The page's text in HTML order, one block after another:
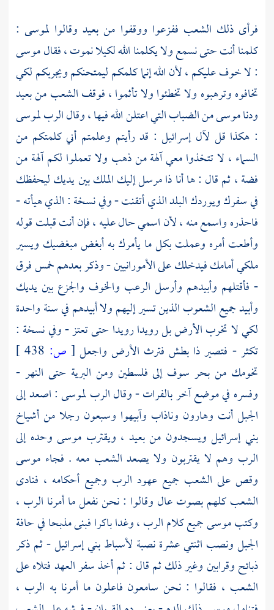
فرأى ذلك الشعب ففزعوا ووقفوا من بعيد وقالوا لموسى :
كلمنا أنت حتى نسمع ولا يكلمنا الله لكيلا نموت ، فقالموسى
: لا خوف عليكم ، لأن الله إنما كلمكم ليمتحنكم ويجربكم لكي
تخافوه وترهبوه ولا تخطئوا ولا تأثموا ، فوقف الشعب من بعيد
ودناموسىمن الضباب التي اعتلن الله فيها ، وقال الربلموسى
: هكذا قل لآل إسرائيل : قد رأيتم وعلمتم أني كلمتكم من
السماء ، لا تتخذوا معي آلهة من ذهب ولا تعملوا لكم آلهة من
فضة ، ثم قال : ها أنا ذا مرسل إليك الملك بين يديك ليحفظك
في سفرك ويوردك البلد الذي أتقنت - وفي نسخة : الذي هيأته -
فاحذره واسمع منه ، لأن اسمي حال عليه ، فإن أنت قبلت قوله
وأطعت أمره وعملت بكل ما يأمرك به أبغض مبغضيك ويسير
ملكي أمامك فيدخلك على الأمورانيين - وذكر بعدهم خمس فرق
- فأقتلهم وأبيدهم وأرسل الرعب والخوف والجزع بين يديك
وأبيد جميع الشعوب الذين تسير إليهم ولا أبيدهم في سنة واحدة
لكي لا تخرب الأرض بل رويدا رويدا حتى تعتز - وفي نسخة :
تكثر - فتصير ذا بطش فترث الأرض واجعل [ ص:
تخومك من بحر سوفإلى فلسطين ومن البرية حتى النهر -
وفسره في موضع آخربالفرات- وقال الربلموسى: اصعد إلى
الجبل أنت وهارون وناذاب وآبيهوا وسبعون رجلا من أشياخ
بني إسرائيل ويسجدون من بعيد ، ويقترب موسى وحده إلى
الرب وهم لا يقتربون ولا يصعد الشعب معه . فجاء موسى
وقص على الشعب جميع عهود الرب وجميع أحكامه ، فنادى
الشعب كلهم بصوت عال وقالوا : نحن نفعل ما أمرنا الرب ،
وكتبموسىجميع كلام الرب ، وغدا باكرا فبنى مذبحا في حافة
الجبل ونصب اثنتي عشرة نصبة لأسباط بني إسرائيل - ثم ذكر
ذبائح وقرابين وغير ذلك ثم قال : ثم أخذ سفر العهد فتلاه على
الشعب ، فقالوا : نحن سامعون فاعلون ما أمرنا به الرب ،